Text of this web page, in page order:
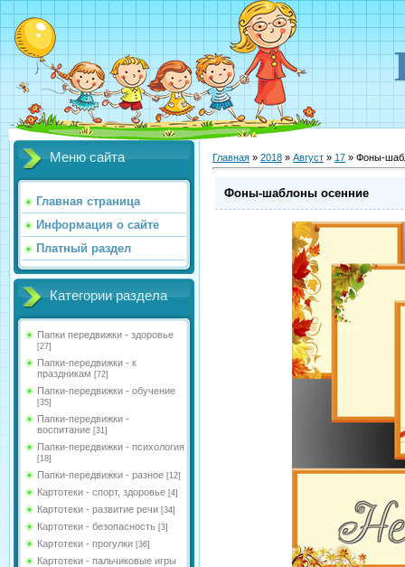
Меню сайта
Главная страница
Информация о сайте
Платный раздел
Категории раздела
Папки передвижки - здоровье
[27]
Папки-передвижки - к
праздникам [72]
Папки-передвижки - обучение
[35]
Папки-передвижки -
воспитание [31]
Папки-передвижки - психология
[18]
Папки-передвижки - разное [12]
Картотеки - спорт, здоровье [4]
Картотеки - развитие речи [34]
Картотеки - безопасность [3]
Картотеки - прогулки [36]
Картотеки - пальчиковые игры
Главная » 2018 » Август » 17 » Фоны-
Фоны-шаблоны осенние